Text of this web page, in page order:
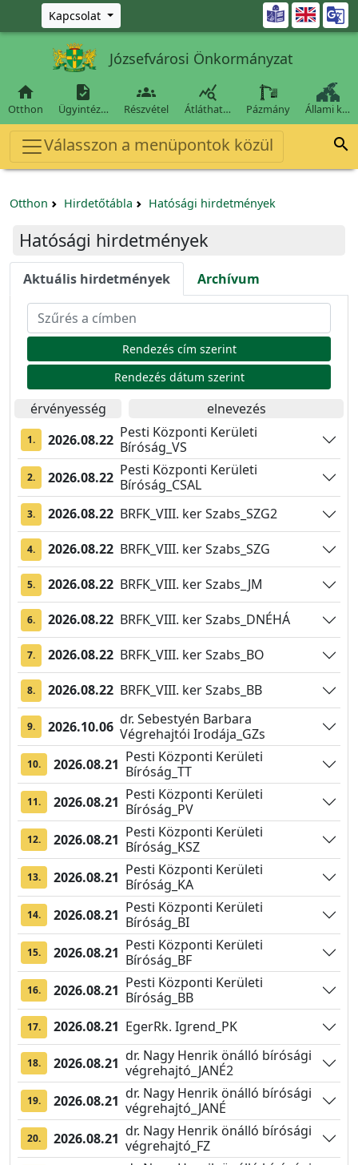
Ugrás a fő tartalomra
Kapcsolat 
Józsefvárosi Önkormányzat

Otthon

Ügyintéz…

Részvétel

Átláthat… Pázmány Állami k…
Válasszon a menüpontok közül 
Otthon Hirdetőtábla Hatósági hirdetmények
Hatósági hirdetmények
Aktuális hirdetmények Archívum
Rendezés cím szerint
Rendezés dátum szerint
érvényesség elnevezés
1. 2026.08.22 Pesti Központi Kerületi
Bíróság_VS
2. 2026.08.22 Pesti Központi Kerületi
Bíróság_CSAL
3. 2026.08.22 BRFK_VIII. ker Szabs_SZG2
4. 2026.08.22 BRFK_VIII. ker Szabs_SZG
5. 2026.08.22 BRFK_VIII. ker Szabs_JM
6. 2026.08.22 BRFK_VIII. ker Szabs_DNÉHÁ
7. 2026.08.22 BRFK_VIII. ker Szabs_BO
8. 2026.08.22 BRFK_VIII. ker Szabs_BB
9. 2026.10.06 dr. Sebestyén Barbara
Végrehajtói Irodája_GZs
10. 2026.08.21 Pesti Központi Kerületi
Bíróság_TT
11. 2026.08.21 Pesti Központi Kerületi
Bíróság_PV
12. 2026.08.21 Pesti Központi Kerületi
Bíróság_KSZ
13. 2026.08.21 Pesti Központi Kerületi
Bíróság_KA
14. 2026.08.21 Pesti Központi Kerületi
Bíróság_BI
15. 2026.08.21 Pesti Központi Kerületi
Bíróság_BF
16. 2026.08.21 Pesti Központi Kerületi
Bíróság_BB
17. 2026.08.21 EgerRk. Igrend_PK
18. 2026.08.21 dr. Nagy Henrik önálló bírósági
végrehajtó_JANÉ2
19. 2026.08.21 dr. Nagy Henrik önálló bírósági
végrehajtó_JANÉ
20. 2026.08.21 dr. Nagy Henrik önálló bírósági
végrehajtó_FZ